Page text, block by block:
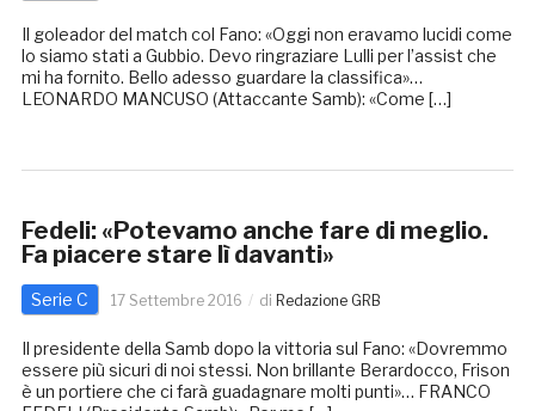
Il goleador del match col Fano: «Oggi non eravamo lucidi come
lo siamo stati a Gubbio. Devo ringraziare Lulli per l’assist che
mi ha fornito. Bello adesso guardare la classifica»…
LEONARDO MANCUSO (Attaccante Samb): «Come […]
Fedeli: «Potevamo anche fare di meglio.
Fa piacere stare lì davanti»
Serie C 17 Settembre 2016 di Redazione GRB
Il presidente della Samb dopo la vittoria sul Fano: «Dovremmo
essere più sicuri di noi stessi. Non brillante Berardocco, Frison
è un portiere che ci farà guadagnare molti punti»… FRANCO